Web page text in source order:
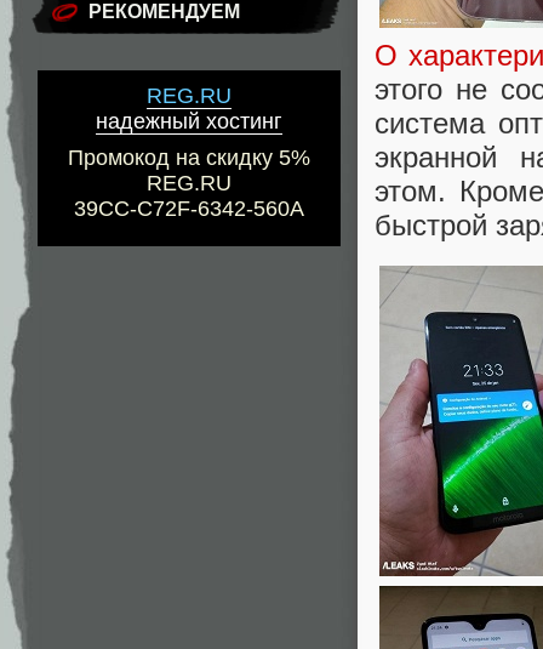
РЕКОМЕНДУЕМ
REG.RU
надежный хостинг
Промокод на скидку 5%
REG.RU
39CC-C72F-6342-560A
О
этого не
система
экранной
этом.
быстрой